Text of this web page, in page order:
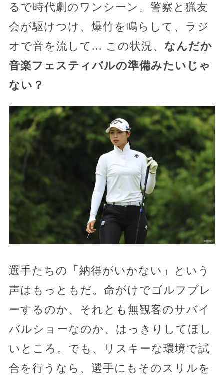
るで時代劇のワンシーン。警察と猟友
会が駆けつけ、爆竹を鳴らして、ラジ
オで音を流して... この状況、 なんだか
音楽フェスティバルの準備みたいじゃ
ない？
選手たちの「納得がいかない」という
声はもっともだ。命がけでゴルフプレ
ーするのか、それとも無観客のサバイ
バルショーなのか、はっきりしてほし
いところ。でも、リスキーな環境で試
合を行うなら、選手にもそのスリルを